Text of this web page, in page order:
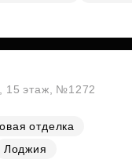
15 этаж, №1272
отделка
Лоджия